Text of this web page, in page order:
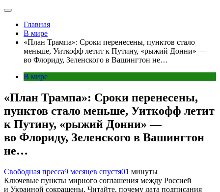
Главная
В мире
«План Трампа»: Сроки перенесены, пунктов стало
меньше, Уиткофф летит к Путину, «рыжий Донни» —
во Флориду, Зеленского в Вашингтон не…
В мире
«План Трампа»: Сроки перенесены,
пунктов стало меньше, Уиткофф летит
к Путину, «рыжий Донни» —
во Флориду, Зеленского в Вашингтон
не…
Свободная пресса9 месяцев спустя01 минуты
Ключевые пункты мирного соглашения между Россией
и Украиной сокращены. Читайте, почему дата подписания